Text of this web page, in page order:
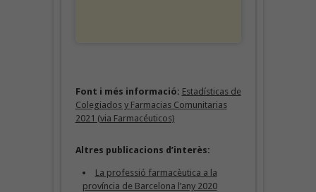
Font i més informació: Estadísticas de
Colegiados y Farmacias Comunitarias
2021 (via Farmacéuticos)
Altres publicacions d’interès:
La professió farmacèutica a la
província de Barcelona l’any 2020